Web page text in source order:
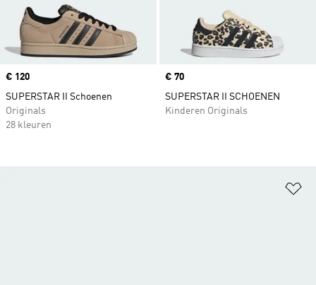
Price
€ 120
SUPERSTAR II Schoenen
Originals
28 kleuren
Price
€ 70
SUPERSTAR II SCHOENEN
Kinderen Originals